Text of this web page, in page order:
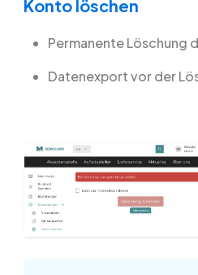
Konto löschen
Permanente Löschung
Datenexport vor der